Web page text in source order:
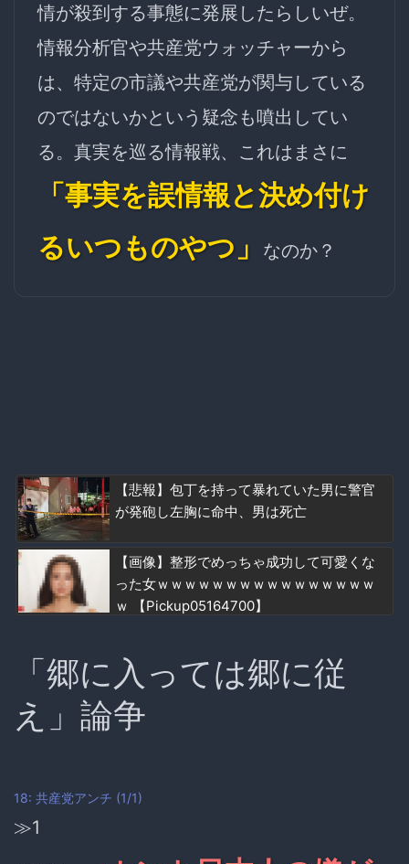
情が殺到する事態に発展したらしいぜ。
情報分析官や共産党ウォッチャーから
は、特定の市議や共産党が関与している
のではないかという疑念も噴出してい
る。真実を巡る情報戦、これはまさに
「事実を誤情報と決め付け
るいつものやつ」
なのか？
【悲報】包丁を持って暴れていた男に警官
が発砲し左胸に命中、男は死亡
【画像】整形でめっちゃ成功して可愛くな
った女ｗｗｗｗｗｗｗｗｗｗｗｗｗｗｗｗ
ｗ 【Pickup05164700】
「郷に入っては郷に従
え」論争
18: 共産党アンチ (1/1)
≫1